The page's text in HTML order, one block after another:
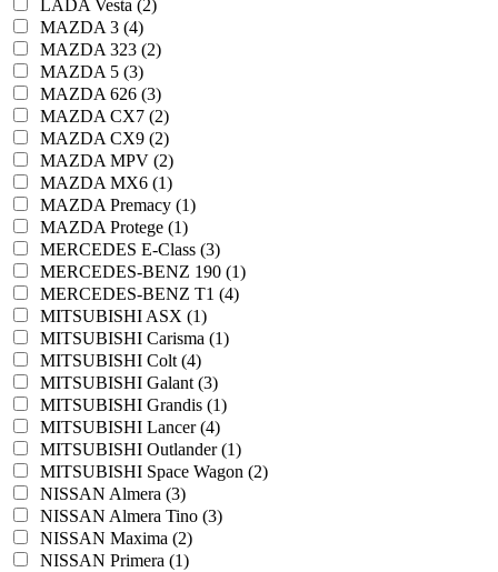
LADA Vesta (2)
MAZDA 3 (4)
MAZDA 323 (2)
MAZDA 5 (3)
MAZDA 626 (3)
MAZDA CX7 (2)
MAZDA CX9 (2)
MAZDA MPV (2)
MAZDA MX6 (1)
MAZDA Premacy (1)
MAZDA Protege (1)
MERCEDES E-Class (3)
MERCEDES-BENZ 190 (1)
MERCEDES-BENZ T1 (4)
MITSUBISHI ASX (1)
MITSUBISHI Carisma (1)
MITSUBISHI Colt (4)
MITSUBISHI Galant (3)
MITSUBISHI Grandis (1)
MITSUBISHI Lancer (4)
MITSUBISHI Outlander (1)
MITSUBISHI Space Wagon (2)
NISSAN Almera (3)
NISSAN Almera Tino (3)
NISSAN Maxima (2)
NISSAN Primera (1)